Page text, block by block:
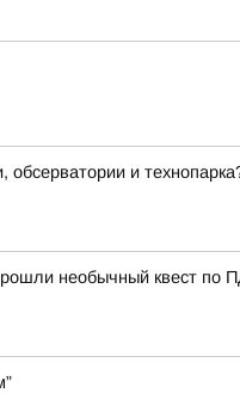
и
необычный квест по